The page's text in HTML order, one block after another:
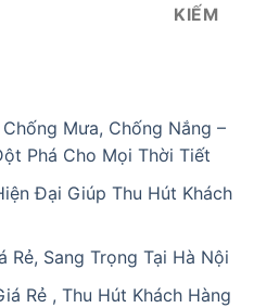
KIẾM
Mưa, Chống Nắng –
Phá Cho Mọi Thời Tiết
Đại Giúp Thu Hút Khách
Rẻ, Sang Trọng Tại Hà Nội
Rẻ , Thu Hút Khách Hàng